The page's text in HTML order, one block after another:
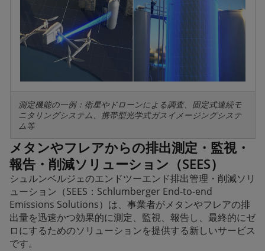
測定機能の一例：衛星やドローンによる調査、固定式連続モ
ニタリングシステム、携帯型光学式ガスイメージングシステ
ム等
メタンやフレアからの排出測定・監視・
報告・削減ソリューション（SEES）
シュルンベルジェのエンドツーエンド排出管理・削減ソリ
ューション（SEES：Schlumberger End-to-end
Emissions Solutions）は、事業者がメタンやフレアの排
出量を迅速かつ効果的に測定、監視、報告し、最終的にゼ
ロにするためのソリューションを提供する新しいサービス
です。